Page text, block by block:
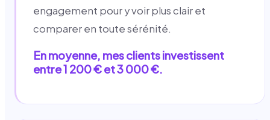
engagement pour y voir plus clair et
comparer en toute sérénité.
En moyenne, mes clients investissent
entre 1 200 € et 3 000 €.